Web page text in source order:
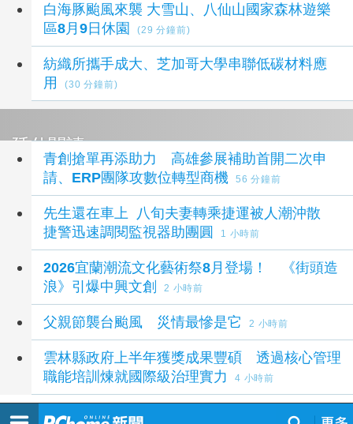
白海豚颱風來襲 大雪山、八仙山國家森林遊樂
區8月9日休園
(29 分鐘前)
紡織所攜手成大、芝加哥大學串聯低碳材料應
用
(30 分鐘前)
延伸閱讀
青創搶單再添助力 高雄參展補助首開二次申
請、ERP團隊攻數位轉型商機
56 分鐘前
先生還在車上 八旬夫妻轉乘捷運被人潮沖散
捷警迅速調閱監視器助團圓
1 小時前
2026宜蘭潮流文化藝術祭8月登場！ 《街頭造
浪》引爆中興文創
2 小時前
父親節襲台颱風 災情最慘是它 2 小時前
雲林縣政府上半年獲獎成果豐碩 透過核心管理
職能培訓煉就國際級治理實力
4 小時前